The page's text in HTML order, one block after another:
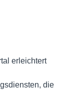
erleichtert
die